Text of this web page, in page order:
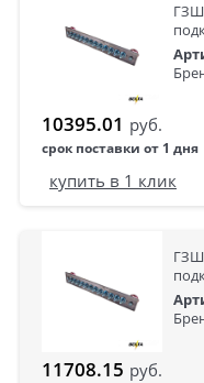
ГЗШ
10395.01 руб.
срок поставки от 1 дня
купить в 1 клик
ГЗШ
11708.15 руб.